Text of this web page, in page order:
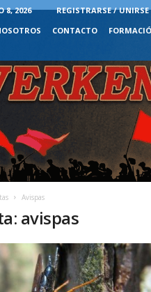
8, 2026
REGISTRARSE / UNIRSE
CONTACTO
Avispas
avispas